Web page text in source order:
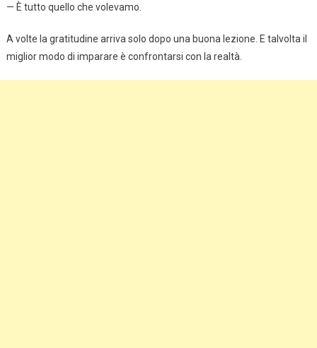
— È tutto quello che volevamo.
A volte la gratitudine arriva solo dopo una buona lezione. E talvolta il
miglior modo di imparare è confrontarsi con la realtà.